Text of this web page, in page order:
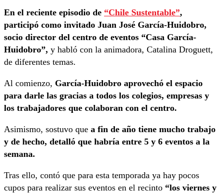
En el reciente episodio de “Chile Sustentable”,
participó como invitado Juan José García-Huidobro,
socio director del centro de eventos “Casa García-
Huidobro”, y habló con la animadora, Catalina Droguett,
de diferentes temas.
Al comienzo, García-Huidobro aprovechó el espacio
para darle las gracias a todos los colegios, empresas y
los trabajadores que colaboran con el centro.
Asimismo, sostuvo que a fin de año tiene mucho trabajo
y de hecho, detalló que habría entre 5 y 6 eventos a la
semana.
Tras ello, contó que para esta temporada ya hay pocos
cupos para realizar sus eventos en el recinto “los viernes y